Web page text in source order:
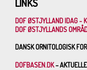
LINKS
DOF ØSTJYLLAND IDAG -
DOF ØSTJYLLANDS
DANSK ORNITOLOGISK
DOFBASEN.DK–